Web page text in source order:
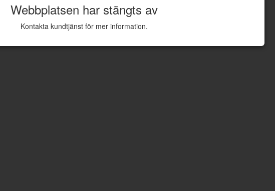
Webbplatsen har stängts av
Kontakta kundtjänst för mer information.